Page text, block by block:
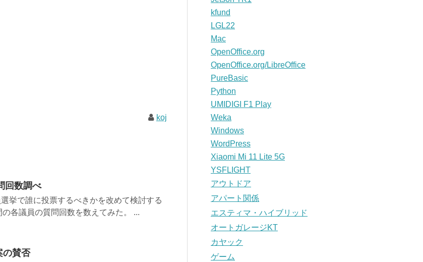
koj
回数調べ
挙で誰に投票するべきかを改めて検討する
各議員の質問回数を数えてみた。 ...
の賛否
kfund
LGL22
Mac
OpenOffice.org
OpenOffice.org/LibreOffice
PureBasic
Python
UMIDIGI F1 Play
Weka
Windows
WordPress
Xiaomi Mi 11 Lite 5G
YSFLIGHT
アウトドア
アパート関係
エスティマ・ハイブリッド
オートガレージKT
カヤック
ゲーム